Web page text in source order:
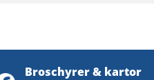
Broschyrer & kartor